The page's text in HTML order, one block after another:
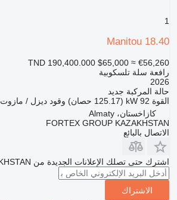
1
Manitou 18.40
TND 190,400.000 $65,000 ≈ €56,260
رافعة سلة تلسكوبية
2026
حالة المركبة جديد
القوة 92 kW (125.17 حصان) وقود ديزل / مازوت
كازاخستان، Almaty
FORTEX GROUP KAZAKHSTAN
الاتصال بالبائع
اشترك حتى تصلك الإعلانات الجديدة من FORTEX GROUP KAZAKHSTAN
الاشتراك